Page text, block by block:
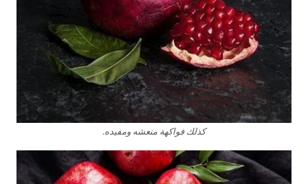
كذلك فواكهة منعشه ومفيده.